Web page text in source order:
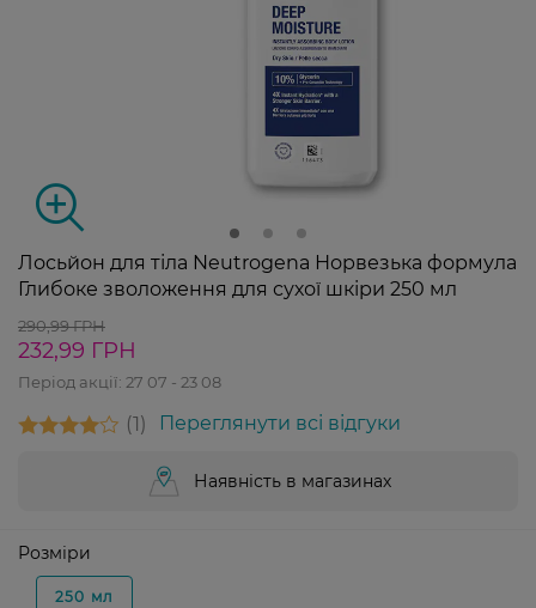
Лосьйон для тіла Neutrogena Норвезька формула
Глибоке зволоження для сухої шкіри 250 мл
290,99 ГРН
232,99 ГРН
Період акції: 27 07 - 23 08
1 Переглянути всі відгуки
Наявність в магазинах
Розміри
250 мл